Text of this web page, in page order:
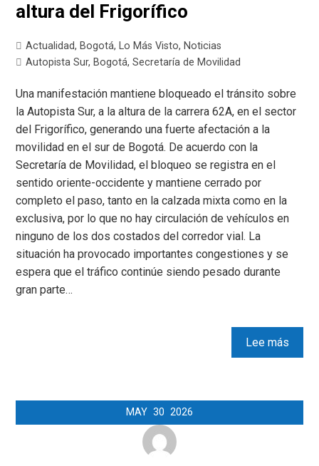
altura del Frigorífico
Actualidad, Bogotá, Lo Más Visto, Noticias
Autopista Sur, Bogotá,Secretaría de Movilidad
Una manifestación mantiene bloqueado el tránsito sobre
la Autopista Sur, a la altura de la carrera 62A, en el sector
del Frigorífico, generando una fuerte afectación a la
movilidad en el sur de Bogotá. De acuerdo con la
Secretaría de Movilidad, el bloqueo se registra en el
sentido oriente-occidente y mantiene cerrado por
completo el paso, tanto en la calzada mixta como en la
exclusiva, por lo que no hay circulación de vehículos en
ninguno de los dos costados del corredor vial. La
situación ha provocado importantes congestiones y se
espera que el tráfico continúe siendo pesado durante
gran parte…
Lee más
MAY 30 2026